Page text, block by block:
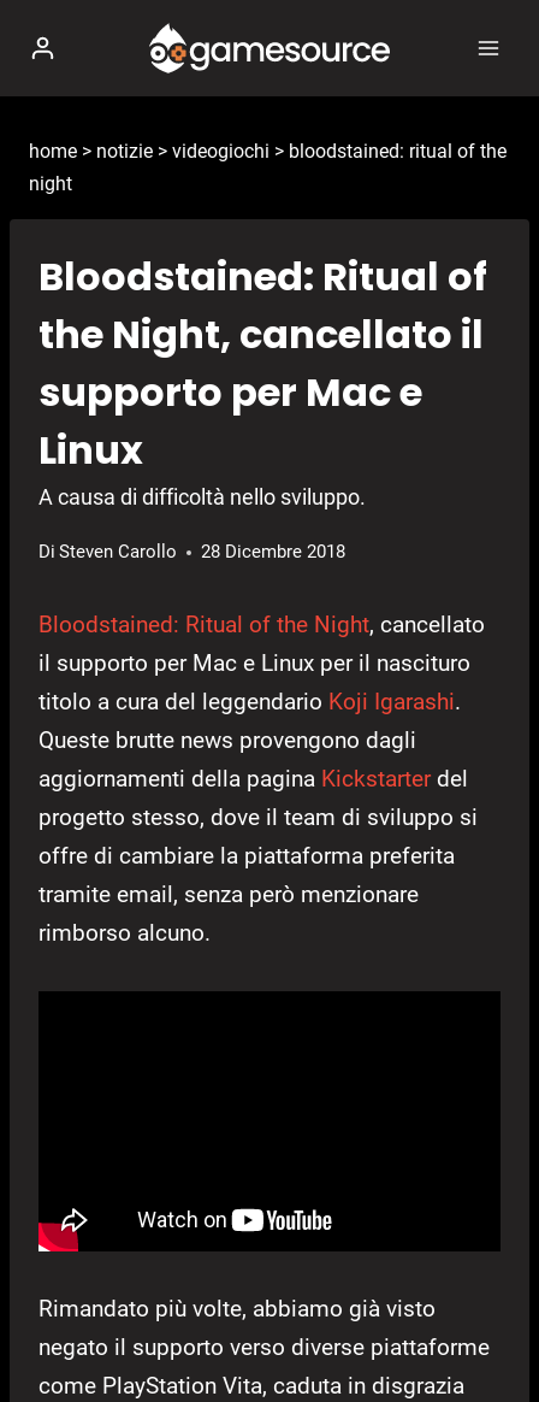
contenuto
home > notizie > videogiochi > bloodstained: ritual of the
night
Bloodstained: Ritual of
the Night, cancellato il
supporto per Mac e
Linux
A causa di difficoltà nello sviluppo.
Di Steven Carollo 28 Dicembre 2018
Bloodstained: Ritual of the Night, cancellato
il supporto per Mac e Linux per il nascituro
titolo a cura del leggendario Koji Igarashi.
Queste brutte news provengono dagli
aggiornamenti della pagina Kickstarterdel
progetto stesso, dove il team di sviluppo si
offre di cambiare la piattaforma preferita
tramite email, senza però menzionare
rimborso alcuno.
Rimandato più volte, abbiamo già visto
negato il supporto verso diverse piattaforme
come PlayStation Vita, caduta in disgrazia